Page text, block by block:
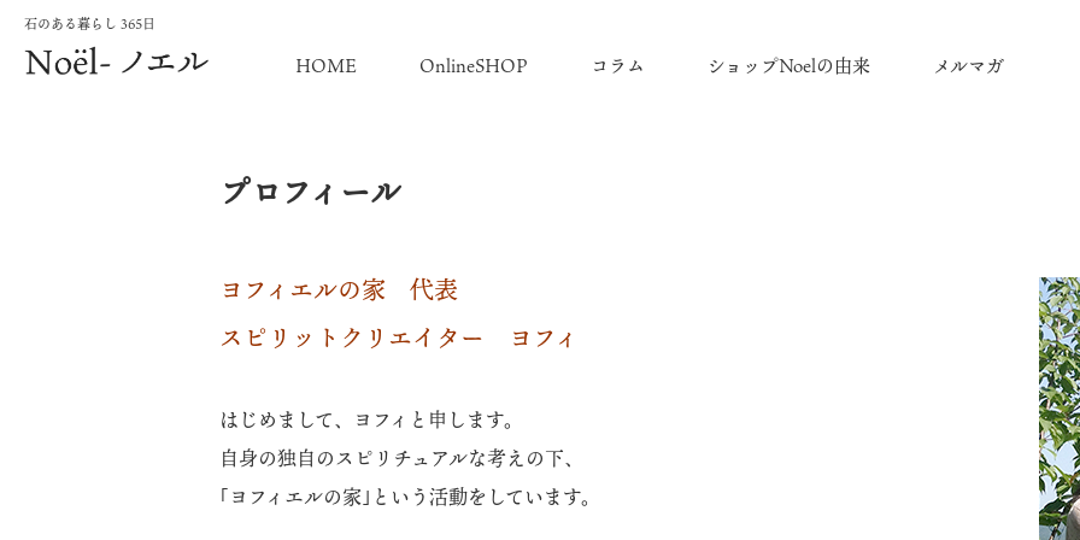
石のある暮らし 365日
HOME OnlineSHOP コラム ショップNoelの由来 メルマガ
プロフィール
ヨフィエルの家 代表
スピリットクリエイター ヨフィ
はじめまして、ヨフィと申します。
自身の独自のスピリチュアルな考えの下、
｢ヨフィエルの家｣という活動をしています。